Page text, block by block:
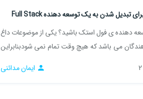
دهنده ی فول استک باشید؟ یکی از موضوعات داغ
می باشد که هیچ وقت تمام نمی شودبنابراین
ایمان مدائنی